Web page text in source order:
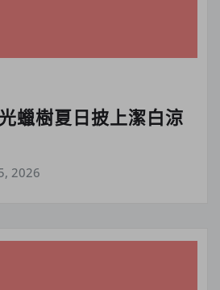
蠟樹夏日披上潔白涼
2026